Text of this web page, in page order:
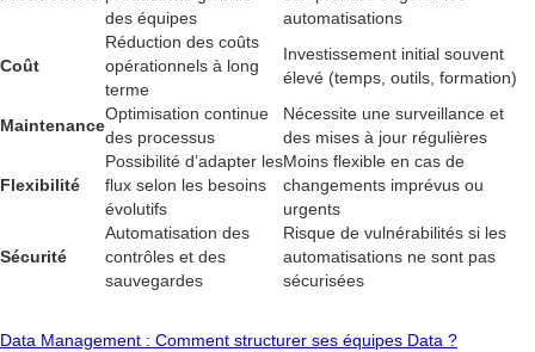
des équipes
automatisations
Coût
Réduction des coûts
opérationnels à long
terme
Investissement initial souvent
élevé (temps, outils, formation)
Maintenance
Optimisation continue
des processus
Nécessite une surveillance et
des mises à jour régulières
Flexibilité
Possibilité d’adapter les
flux selon les besoins
évolutifs
Moins flexible en cas de
changements imprévus ou
urgents
Sécurité
Automatisation des
contrôles et des
sauvegardes
Risque de vulnérabilités si les
automatisations ne sont pas
sécurisées
Data Management : Comment structurer ses équipes Data ?